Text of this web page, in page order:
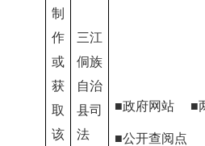
制
作
或
获
取
该
三江
侗族
自治
县司
法
■政府网站
■公开查阅